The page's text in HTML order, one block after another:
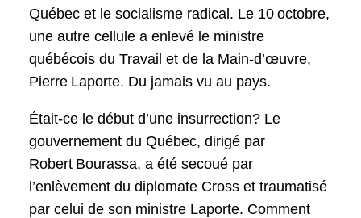
Québec et le socialisme radical. Le 10 octobre,
une autre cellule a enlevé le ministre
québécois du Travail et de la Main-d’œuvre,
Pierre Laporte. Du jamais vu au pays.
Était-ce le début d’une insurrection? Le
gouvernement du Québec, dirigé par
Robert Bourassa, a été secoué par
l’enlèvement du diplomate Cross et traumatisé
par celui de son ministre Laporte. Comment